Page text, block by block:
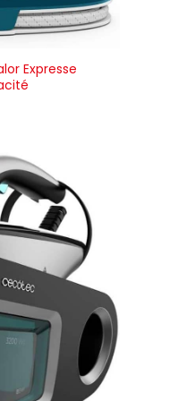
réglable en acier
inoxydable haut de gamme,
à une grande variété
TISSUS Utilisez-le
toute sécurité sur une large
d’énergie qu’un fer à
repasser traditionnel, en
un choix plus vert pour
votre entreprise. DESIGN
MODERNE ET ÉLÉGANT
Disponible en noir mat, le
défroisseur Fridja allie
durabilité et élégance
Son design
robuste et épuré s’intègre
parfaitement dans les
environnements
apportant une
d’esthétique raffinée à
votre espace de travail.
CONSEILS D’ENTRETIEN Pour
performances optimales,
de l’eau filtrée, distillée
ou déminéralisée afin de
Expresse